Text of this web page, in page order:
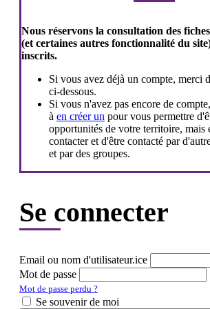
Nous réservons la consultation des
(et certaines autres fonctionnalité du
inscrits.
Si vous avez déjà un compte, merci
ci-dessous.
Si vous n'avez pas encore de
à en créer un pour vous permettre
opportunités de votre territoire, mais
contacter et d'être contacté par
et par des groupes.
Se connecter
Email ou nom d'utilisateur.ice
Mot de passe
Mot de passe perdu ?
Se souvenir de moi